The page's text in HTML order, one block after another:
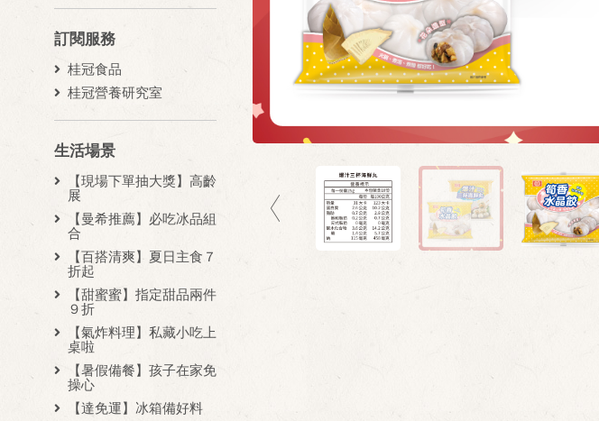
訂閱服務
桂冠食品
桂冠營養研究室
生活場景
【現場下單抽大獎】高齡
展
【曼希推薦】必吃冰品組
合
【百搭清爽】夏日主食７
折起
【甜蜜蜜】指定甜品兩件
９折
【氣炸料理】私藏小吃上
桌啦
【暑假備餐】孩子在家免
操心
【達免運】冰箱備好料